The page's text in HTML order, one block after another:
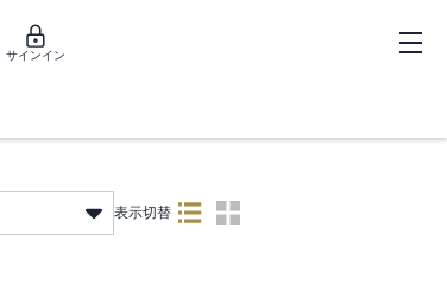
サインイン
表示切替